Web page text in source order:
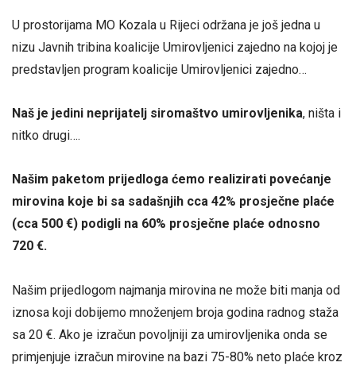
U prostorijama MO Kozala u Rijeci održana je još jedna u
nizu Javnih tribina koalicije Umirovljenici zajedno na kojoj je
predstavljen program koalicije Umirovljenici zajedno…
Naš je jedini neprijatelj siromaštvo umirovljenika, ništa i
nitko drugi….
Našim paketom prijedloga ćemo realizirati povećanje
mirovina koje bi sa sadašnjih cca 42% prosječne plaće
(cca 500 €) podigli na 60% prosječne plaće odnosno
720 €.
Našim prijedlogom najmanja mirovina ne može biti manja od
iznosa koji dobijemo množenjem broja godina radnog staža
sa 20 €. Ako je izračun povoljniji za umirovljenika onda se
primjenjuje izračun mirovine na bazi 75-80% neto plaće kroz